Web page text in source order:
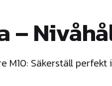
–
M10: Säkerställ